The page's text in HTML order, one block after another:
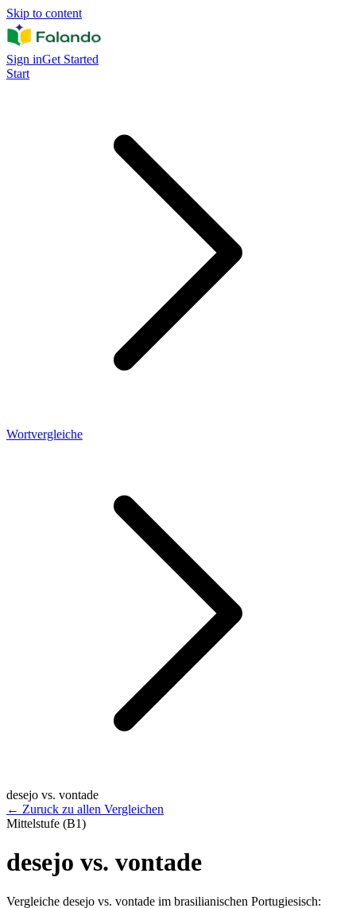
Skip to content
Sign inGet Started
Start
Wortvergleiche
desejo vs. vontade
← Zuruck zu allen Vergleichen
Mittelstufe (B1)
desejo vs. vontade
Vergleiche desejo vs. vontade im brasilianischen Portugiesisch: